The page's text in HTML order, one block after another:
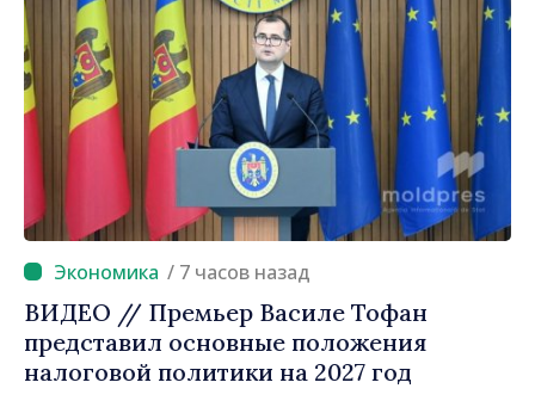
/ 7 часов назад
ВИДЕО // Премьер Василе Тофан
представил основные положения
налоговой политики на 2027 год